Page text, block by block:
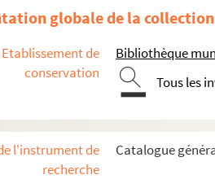
globale de la collection
Etablissement de
conservation
Bibliothèque
Tous les
l'instrument de
recherche
Catalogue
96. « Entrada de Su Magestad en Zaragoza
100. « La real y solemne entrada que hizo
102. « Recevimiento de la reyna doña
120. « El modo que tiene el rey Catholico,
123. « De la journée qui se tint à Arras...,